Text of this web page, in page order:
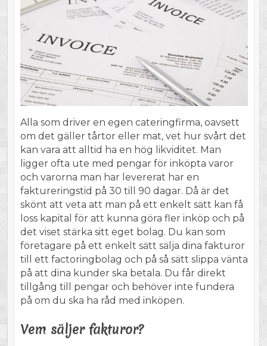
Alla som driver en egen cateringfirma, oavsett
om det gäller tårtor eller mat, vet hur svårt det
kan vara att alltid ha en hög likviditet. Man
ligger ofta ute med pengar för inköpta varor
och varorna man har levererat har en
faktureringstid på 30 till 90 dagar. Då är det
skönt att veta att man på ett enkelt sätt kan få
loss kapital för att kunna göra fler inköp och på
det viset stärka sitt eget bolag. Du kan som
företagare på ett enkelt sätt sälja dina fakturor
till ett factoringbolag och på så sätt slippa vänta
på att dina kunder ska betala. Du får direkt
tillgång till pengar och behöver inte fundera
på om du ska ha råd med inköpen.
Vem säljer fakturor?